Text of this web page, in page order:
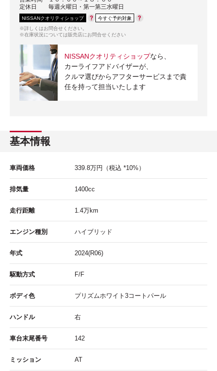
定休日
毎週火曜日・第一第三水曜日
NISSANクオリティショップ
今すぐ予約対象
※詳しくはお問合せください。
※在庫状況については販売店にお問合せください
NISSANクオリティショップなら、
カーライフアドバイザーが、
クルマ選びからアフターサービスまで責
任を持って担当いたします
基本情報
車両価格 339.8万円 （税込 *10%）
排気量 1400cc
走行距離 1.4万km
エンジン種別 ハイブリッド
年式 2024(R06)
駆動方式 F/F
ボディ色 プリズムホワイト3コートパール
ハンドル 右
車台末尾番号 142
ミッション AT